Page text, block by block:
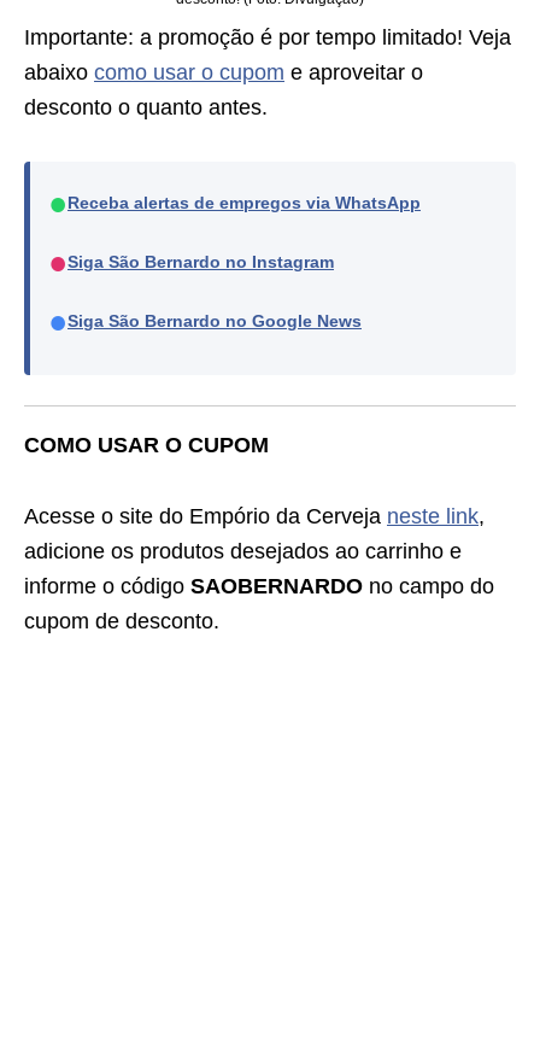
Importante: a promoção é por tempo limitado! Veja
abaixo como usar o cupom e aproveitar o
desconto o quanto antes.
● Receba alertas de empregos via WhatsApp
●Siga São Bernardo no Instagram
●Siga São Bernardo no Google News
COMO USAR O CUPOM
Acesse o site do Empório da Cerveja neste link,
adicione os produtos desejados ao carrinho e
informe o código SAOBERNARDO no campo do
cupom de desconto.